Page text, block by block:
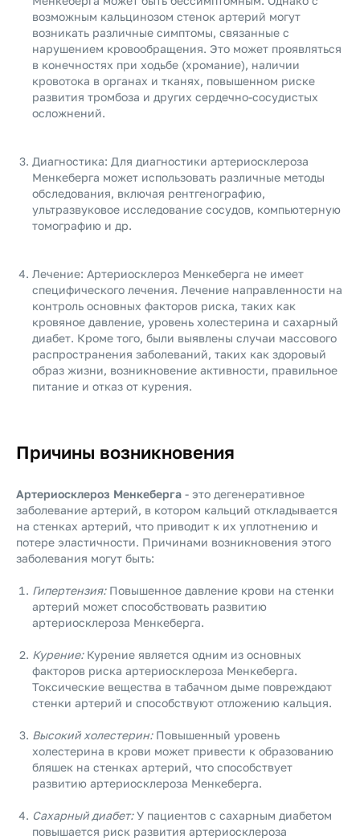
возможным кальцинозом стенок артерий могут
возникать различные симптомы, связанные с
нарушением кровообращения. Это может проявляться
в конечностях при ходьбе (хромание), наличии
кровотока в органах и тканях, повышенном риске
развития тромбоза и других сердечно-сосудистых
осложнений.
Диагностика: Для диагностики артериосклероза
Менкеберга может использовать различные методы
обследования, включая рентгенографию,
ультразвуковое исследование сосудов, компьютерную
томографию и др.
Лечение: Артериосклероз Менкеберга не имеет
специфического лечения. Лечение направленности на
контроль основных факторов риска, таких как
кровяное давление, уровень холестерина и сахарный
диабет. Кроме того, были выявлены случаи массового
распространения заболеваний, таких как здоровый
образ жизни, возникновение активности, правильное
питание и отказ от курения.
Причины возникновения
Артериосклероз Менкеберга - это дегенеративное
заболевание артерий, в котором кальций откладывается
на стенках артерий, что приводит к их уплотнению и
потере эластичности. Причинами возникновения этого
заболевания могут быть:
Гипертензия:Повышенное давление крови на стенки
артерий может способствовать развитию
артериосклероза Менкеберга.
Курение:Курение является одним из основных
факторов риска артериосклероза Менкеберга.
Токсические вещества в табачном дыме повреждают
стенки артерий и способствуют отложению кальция.
Высокий холестерин:Повышенный уровень
холестерина в крови может привести к образованию
бляшек на стенках артерий, что способствует
развитию артериосклероза Менкеберга.
Сахарный диабет:У пациентов с сахарным диабетом
повышается риск развития артериосклероза